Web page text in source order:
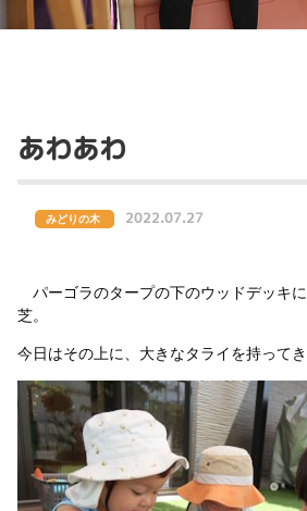
あわあわ
みどりの木 2022.07.27
パーゴラのタープの下のウッドデッキ
芝。
今日はその上に、大きなタライを持ってき